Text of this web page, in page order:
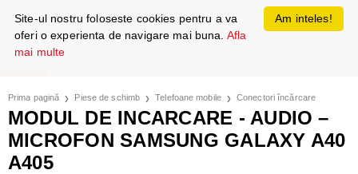
Prima pagină Piese de schimb Telefoane mobile Conectori încărcare
MODUL DE INCARCARE - AUDIO –
MICROFON SAMSUNG GALAXY A40
A405
Am inteles!
Site-ul nostru foloseste cookies pentru a va
oferi o experienta de navigare mai buna. Afla
mai multe